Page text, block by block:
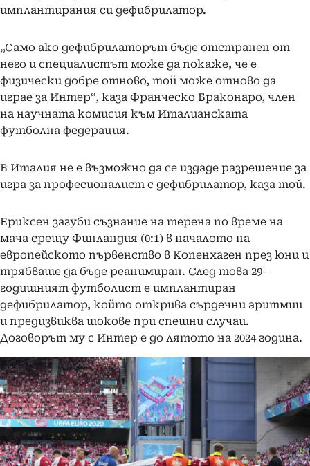
имплантирания си дефибрилатор.
„Само ако дефибрилаторът бъде отстранен от
него и специалистът може да покаже, че е
физически добре отново, той може отново да
играе за Интер“, каза Франческо Браконаро, член
на научната комисия към Италианската
футболна федерация.
В Италия не е възможно да се издаде разрешение за
игра за професионалист с дефибрилатор, каза той.
Ериксен загуби съзнание на терена по време на
мача срещу Финландия (0:1) в началото на
европейското първенство в Копенхаген през юни и
трябваше да бъде реанимиран. След това 29-
годишният футболист е имплантиран
дефибрилатор, който открива сърдечни аритмии
и предизвиква шокове при спешни случаи.
Договорът му с Интер е до лятото на 2024 година.